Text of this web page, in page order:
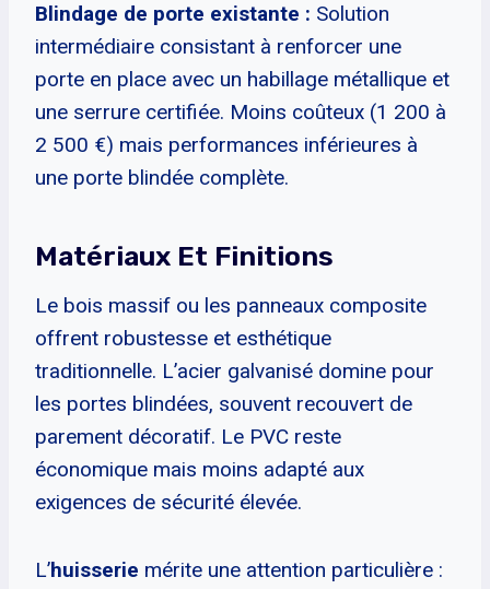
Blindage de porte existante : Solution
intermédiaire consistant à renforcer une
porte en place avec un habillage métallique et
une serrure certifiée. Moins coûteux (1 200 à
2 500 €) mais performances inférieures à
une porte blindée complète.
Matériaux Et Finitions
Le bois massif ou les panneaux composite
offrent robustesse et esthétique
traditionnelle. L’acier galvanisé domine pour
les portes blindées, souvent recouvert de
parement décoratif. Le PVC reste
économique mais moins adapté aux
exigences de sécurité élevée.
L’huisserie mérite une attention particulière :